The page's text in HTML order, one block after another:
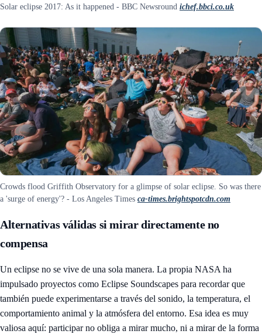
Solar eclipse 2017: As it happened - BBC Newsround ichef.bbci.co.uk
Crowds flood Griffith Observatory for a glimpse of solar eclipse. So was there
a 'surge of energy'? - Los Angeles Times ca-times.brightspotcdn.com
Alternativas válidas si mirar directamente no
compensa
Un eclipse no se vive de una sola manera. La propia NASA ha
impulsado proyectos como Eclipse Soundscapes para recordar que
también puede experimentarse a través del sonido, la temperatura, el
comportamiento animal y la atmósfera del entorno. Esa idea es muy
valiosa aquí: participar no obliga a mirar mucho, ni a mirar de la forma